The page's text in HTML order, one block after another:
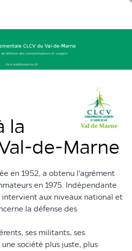
la
de-Marne
en 1952, a obtenu l'agrément
en 1975. Indépendante
aux niveaux national et
la défense des
ses militants, ses
société plus juste, plus